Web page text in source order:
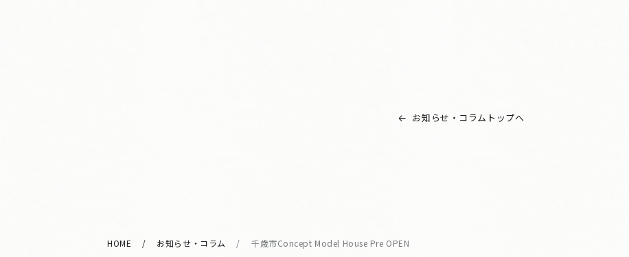
お知らせ・コラムトップへ
HOME お知らせ・コラム 千歳市Concept Model House Pre OPEN